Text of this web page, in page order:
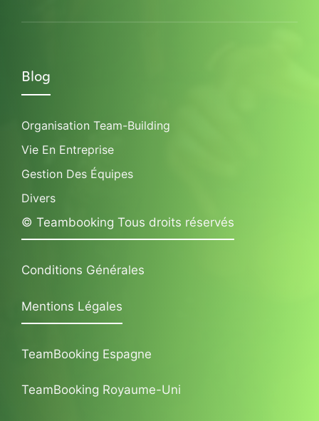
Blog
Organisation Team-Building
Vie En Entreprise
Gestion Des Équipes
Divers
© Teambooking Tous droits réservés
Conditions Générales
Mentions Légales
TeamBooking Espagne
TeamBooking Royaume-Uni